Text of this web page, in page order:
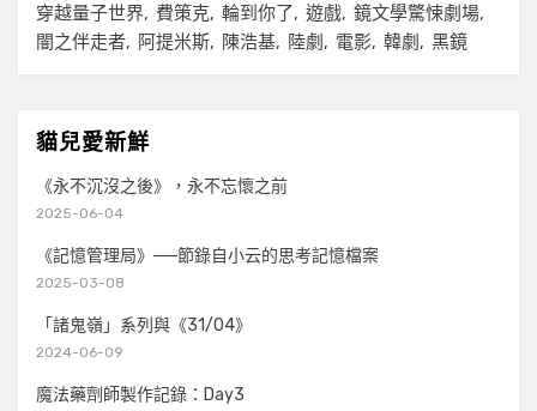
穿越量子世界
費策克 輪到你了 遊戲 鏡文學驚悚劇場
闇之伴走者
阿提米斯 陳浩基 陸劇 電影 韓劇 黑鏡
貓兒愛新鮮
《永不沉沒之後》，永不忘懷之前
2025-06-04
《記憶管理局》──節錄自小云的思考記憶檔案
2025-03-08
「諸鬼嶺」系列與《31/04》
2024-06-09
魔法藥劑師製作記錄：Day3